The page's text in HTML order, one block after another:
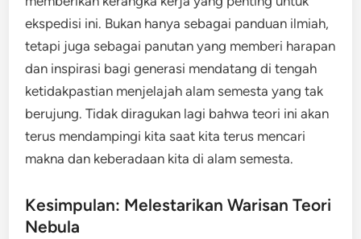
ekspedisi ini. Bukan hanya sebagai panduan ilmiah,
tetapi juga sebagai panutan yang memberi harapan
dan inspirasi bagi generasi mendatang di tengah
ketidakpastian menjelajah alam semesta yang tak
berujung. Tidak diragukan lagi bahwa teori ini akan
terus mendampingi kita saat kita terus mencari
makna dan keberadaan kita di alam semesta.
Kesimpulan: Melestarikan Warisan Teori
Nebula